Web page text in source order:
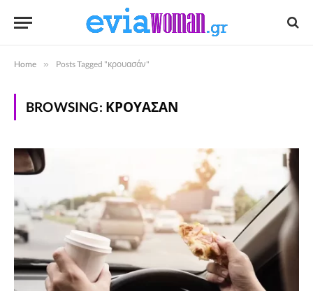
Home » Posts Tagged "κρουασάν"
BROWSING: ΚΡΟΥΑΣΆΝ